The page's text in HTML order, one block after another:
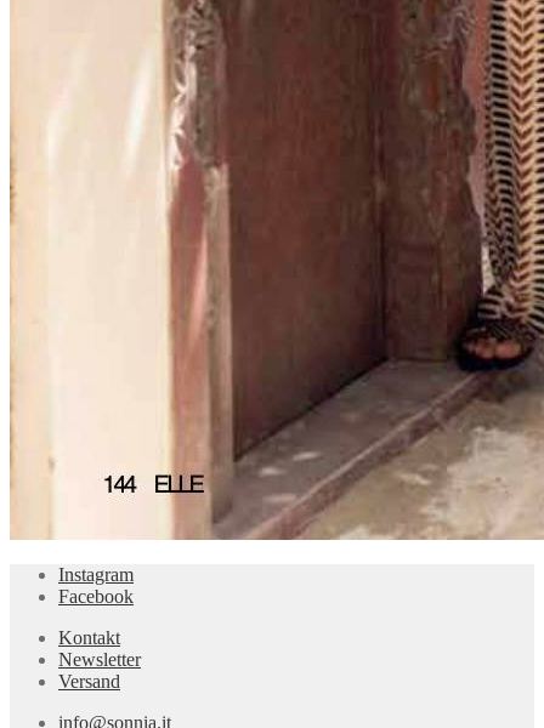
Instagram
Facebook
Kontakt
Newsletter
Versand
info@sonnia.it